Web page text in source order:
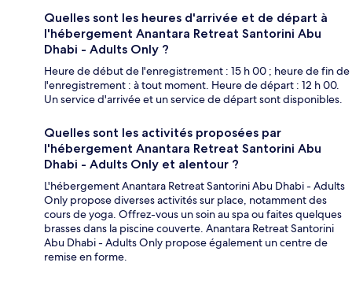
Quelles sont les heures d'arrivée et de départ à
l'hébergement Anantara Retreat Santorini Abu
Dhabi - Adults Only ?
Heure de début de l'enregistrement : 15 h 00 ; heure de fin de
l'enregistrement : à tout moment. Heure de départ : 12 h 00.
Un service d'arrivée et un service de départ sont disponibles.
Quelles sont les activités proposées par
l'hébergement Anantara Retreat Santorini Abu
Dhabi - Adults Only et alentour ?
L'hébergement Anantara Retreat Santorini Abu Dhabi - Adults
Only propose diverses activités sur place, notamment des
cours de yoga. Offrez-vous un soin au spa ou faites quelques
brasses dans la piscine couverte. Anantara Retreat Santorini
Abu Dhabi - Adults Only propose également un centre de
remise en forme.